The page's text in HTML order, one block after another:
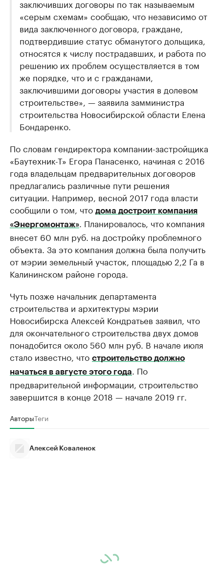
заключивших договоры по так называемым
«серым схемам» сообщаю, что независимо от
вида заключенного договора, граждане,
подтвердившие статус обманутого дольщика,
относятся к числу пострадавших, и работа по
решению их проблем осуществляется в том
же порядке, что и с гражданами,
заключившими договоры участия в долевом
строительстве», — заявила замминистра
строительства Новосибирской области Елена
Бондаренко.
По словам гендиректора компании-застройщика
«Баутехник-Т» Егора Панасенко, начиная с 2016
года владельцам предварительных договоров
предлагались различные пути решения
ситуации. Например, весной 2017 года власти
сообщили о том, что дома достроит компания
«Энергомонтаж»
. Планировалось, что компания
внесет 60 млн руб. на достройку проблемного
объекта. За это компания должна была получить
от мэрии земельный участок, площадью 2,2 Га в
Калининском районе города.
Чуть позже начальник департамента
строительства и архитектуры мэрии
Новосибирска Алексей Кондратьев заявил, что
для окончательного строительства двух домов
понадобится около 560 млн руб. В начале июля
стало известно, что строительство должно
начаться в августе этого года
. По
предварительной информации, строительство
завершится в конце 2018 — начале 2019 гг.
АвторыТеги
Алексей Коваленок